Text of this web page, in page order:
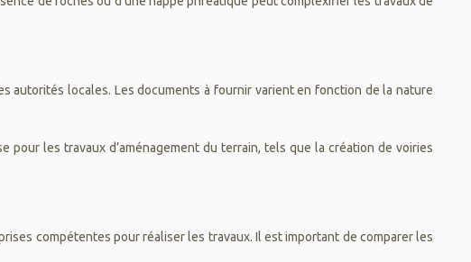
autorités locales. Les documents à fournir varient en fonction de la nature
les travaux d’aménagement du terrain, tels que la création de voiries
compétentes pour réaliser les travaux. Il est important de comparer les